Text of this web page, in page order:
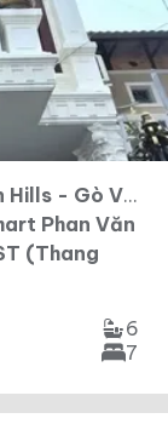
- Gò Vấp
Phan Văn
(Thang
6
7